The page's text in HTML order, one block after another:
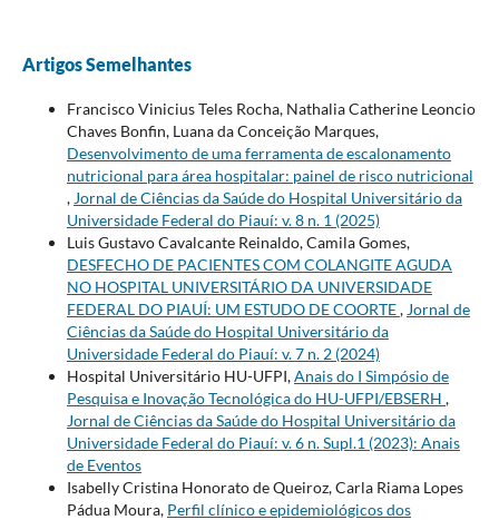
Artigos Semelhantes
Francisco Vinicius Teles Rocha, Nathalia Catherine Leoncio
Chaves Bonfin, Luana da Conceição Marques,
Desenvolvimento de uma ferramenta de escalonamento
nutricional para área hospitalar: painel de risco nutricional
, Jornal de Ciências da Saúde do Hospital Universitário da
Universidade Federal do Piauí: v. 8 n. 1 (2025)
Luis Gustavo Cavalcante Reinaldo, Camila Gomes,
DESFECHO DE PACIENTES COM COLANGITE AGUDA
NO HOSPITAL UNIVERSITÁRIO DA UNIVERSIDADE
FEDERAL DO PIAUÍ: UM ESTUDO DE COORTE, Jornal de
Ciências da Saúde do Hospital Universitário da
Universidade Federal do Piauí: v. 7 n. 2 (2024)
Hospital Universitário HU-UFPI,Anais do I Simpósio de
Pesquisa e Inovação Tecnológica do HU-UFPI/EBSERH ,
Jornal de Ciências da Saúde do Hospital Universitário da
Universidade Federal do Piauí: v. 6 n. Supl.1 (2023): Anais
de Eventos
Isabelly Cristina Honorato de Queiroz, Carla Riama Lopes
Pádua Moura, Perfil clínico e epidemiológicos dos